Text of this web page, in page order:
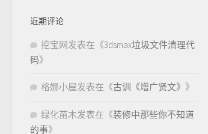
近期评论
挖宝网发表在《3dsmax垃圾文件清理代
码》
格娜小屋发表在《古训《增广贤文》 》
绿化苗木发表在《装修中那些你不知道
的事》